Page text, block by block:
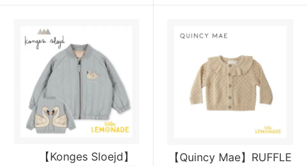
【Konges Sloejd】
【Quincy Mae】RUFFLE